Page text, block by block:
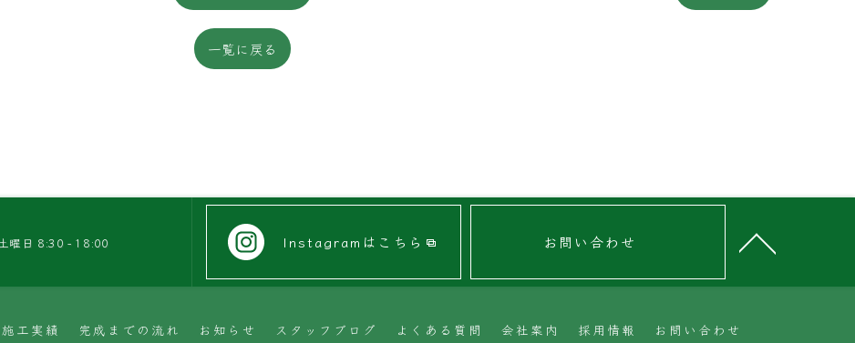
一覧に戻る
曜日 8:30 - 18:00 Instagramはこちら お問い合わせ
施工実績 完成までの流れ お知らせ スタッフブログ よくある質問 会社案内 採用情報
お問い合わせ